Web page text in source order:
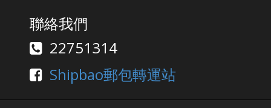
聯絡我們
22751314
Shipbao郵包轉運站